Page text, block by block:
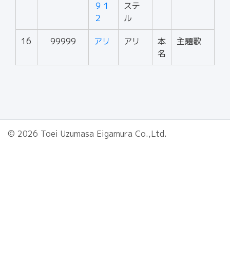
９１
２
ステ
ル
16 99999 アリ アリ
本
名
主題歌
© 2026 Toei Uzumasa Eigamura Co.,Ltd.